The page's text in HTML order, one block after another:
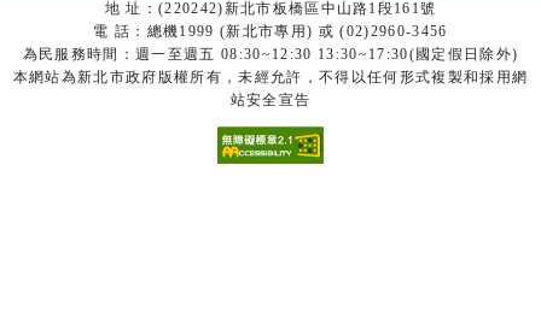
地 址：(220242)新北市板橋區中山路1段161號
電 話：總機1999 (新北市專用) 或 (02)2960-3456
為民服務時間：週一至週五 08:30~12:30 13:30~17:30(國定假日除外)
本網站為新北市政府版權所有，未經允許，不得以任何形式複製和採用網
站安全宣告